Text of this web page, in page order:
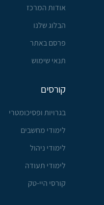
אודות המרכז
הבלוג שלנו
פרסם באתר
תנאי שימוש
קורסים
בגרויות ופסיכומטרי
לימודי מחשבים
לימודי ניהול
לימודי תעודה
קורסי היי-טק